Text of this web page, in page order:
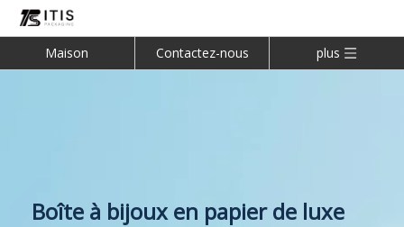
Maison Contactez-nous plus
Boîte à bijoux en papier de luxe